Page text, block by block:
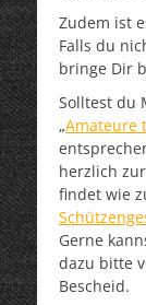
Zudem ist
Falls du
bringe Dir
Solltest du
„Amateure
herzlich
findet wie
Gerne
dazu bitte
Bescheid.